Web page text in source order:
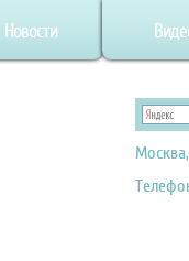
Новости